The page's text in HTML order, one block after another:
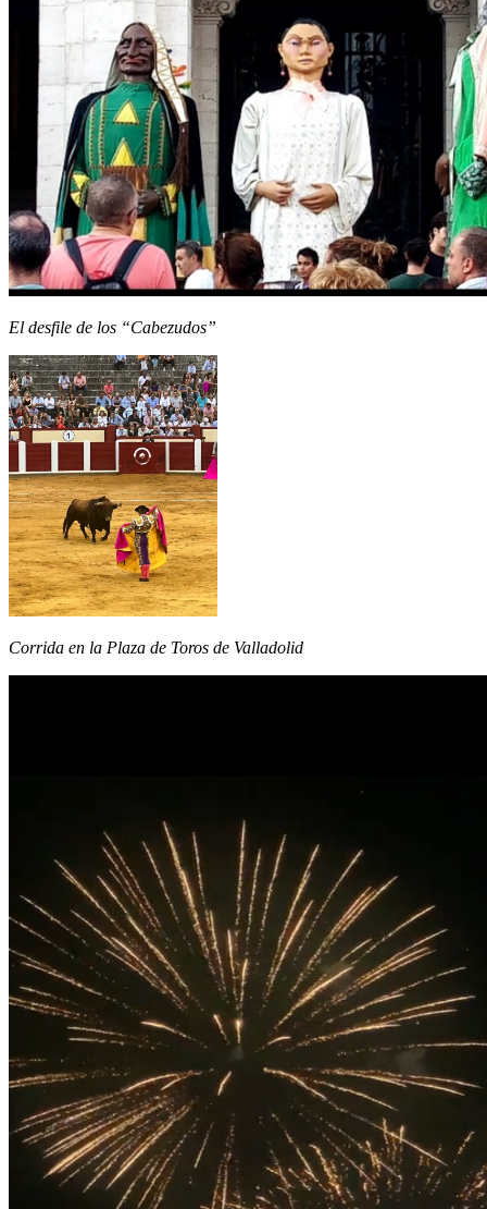
El desfile de los “Cabezudos”
Corrida en la Plaza de Toros de Valladolid